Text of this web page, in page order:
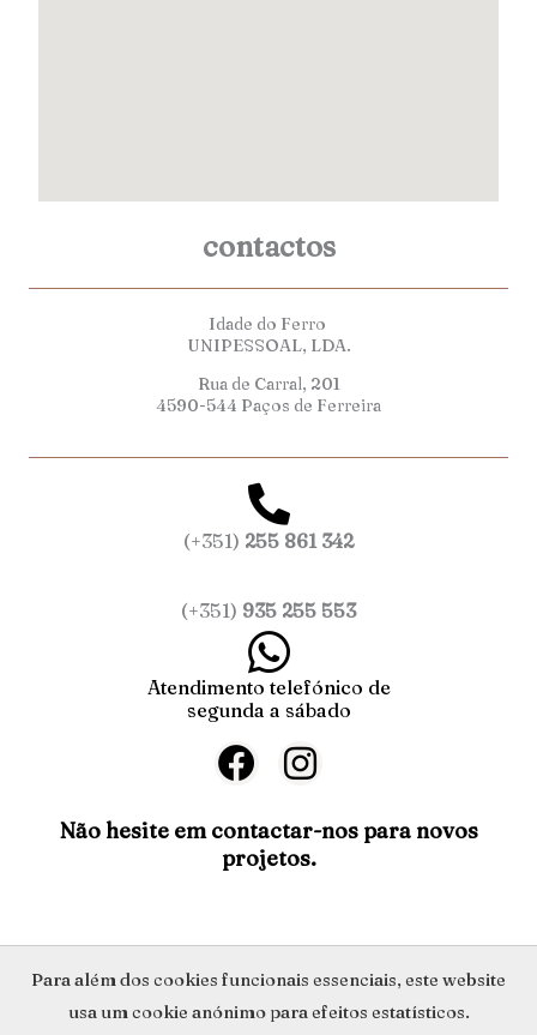
contactos
Idade do Ferro
UNIPESSOAL, LDA.
Rua de Carral, 201
4590-544 Paços de Ferreira
(+351) 255 861 342
(+351) 935 255 553
Atendimento telefónico de
segunda a sábado
F
a
c
e
o
o
k
I
n
s
t
g
r
a
Não hesite em contactar-nos para novos
projetos.
Política de Privacidade
Para além dos cookies funcionais essenciais, este website
usa um cookie anónimo para efeitos estatísticos.